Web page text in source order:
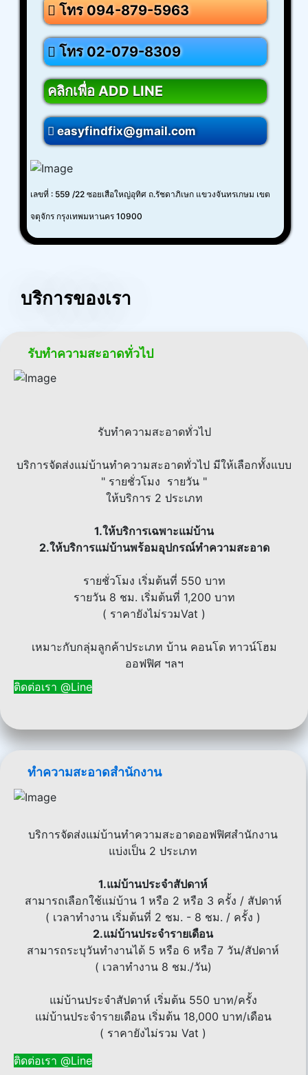
โทร 094-879-5963
โทร 02-079-8309
คลิกเพื่อ ADD LINE
easyfindfix@gmail.com
เลขที่ : 559 /22 ซอยเสือใหญ่อุทิศ ถ.รัชดาภิเษก แขวงจันทรเกษม เขต
จตุจักร กรุงเทพมหานคร 10900
บริการของเรา
รับทำความสะอาดทั่วไป
รับทำความสะอาดทั่วไป
บริการจัดส่งแม่บ้านทำความสะอาดทั่วไป มีให้เลือกทั้งแบบ
" รายชั่วโมง รายวัน "
ให้บริการ 2 ประเภท
1.ให้บริการเฉพาะแม่บ้าน
2.ให้บริการแม่บ้านพร้อมอุปกรณ์ทำความสะอาด
รายชั่วโมง เริ่มต้นที่ 550 บาท
รายวัน 8 ชม. เริ่มต้นที่ 1,200 บาท
( ราคายังไม่รวมVat )
เหมาะกับกลุ่มลูกค้าประเภท บ้าน คอนโด ทาวน์โฮม
ออฟฟิศ ฯลฯ
ติดต่อเรา @Line
ทำความสะอาดสำนักงาน
บริการจัดส่งแม่บ้านทำความสะอาดออฟฟิศสำนักงาน
แบ่งเป็น 2 ประเภท
1.แม่บ้านประจำสัปดาห์
สามารถเลือกใช้แม่บ้าน 1 หรือ 2 หรือ 3 ครั้ง / สัปดาห์
( เวลาทำงาน เริ่มต้นที่ 2 ชม. - 8 ชม. / ครั้ง )
2.แม่บ้านประจำรายเดือน
สามารถระบุวันทำงานได้ 5 หรือ 6 หรือ 7 วัน/สัปดาห์
( เวลาทำงาน 8 ชม./วัน)
แม่บ้านประจำสัปดาห์ เริ่มต้น 550 บาท/ครั้ง
แม่บ้านประจำรายเดือน เริ่มต้น 18,000 บาท/เดือน
( ราคายังไม่รวม Vat )
ติดต่อเรา @Line